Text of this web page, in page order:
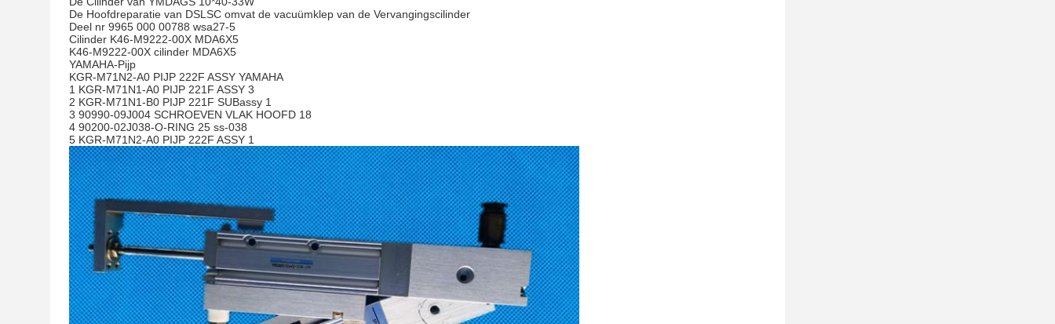
De Hoofdreparatie van DSLSC omvat de vacuümklep van de Vervangingscilinder
Deel nr 9965 000 00788 wsa27-5
Cilinder K46-M9222-00X MDA6X5
K46-M9222-00X cilinder MDA6X5
YAMAHA-Pijp
KGR-M71N2-A0 PIJP 222F ASSY YAMAHA
1 KGR-M71N1-A0 PIJP 221F ASSY 3
2 KGR-M71N1-B0 PIJP 221F SUBassy 1
3 90990-09J004 SCHROEVEN VLAK HOOFD 18
4 90200-02J038-O-RING 25 ss-038
5 KGR-M71N2-A0 PIJP 222F ASSY 1